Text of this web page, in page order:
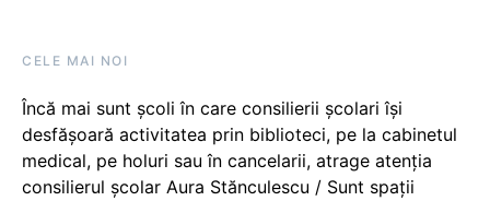
CELE MAI NOI
Încă mai sunt școli în care consilierii școlari își
desfășoară activitatea prin biblioteci, pe la cabinetul
medical, pe holuri sau în cancelarii, atrage atenția
consilierul școlar Aura Stănculescu / Sunt spații